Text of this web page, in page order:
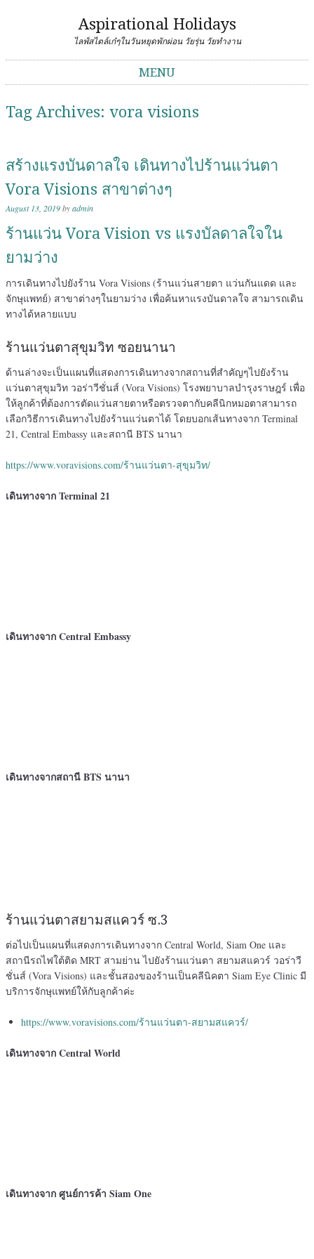
Aspirational Holidays
ไลฟ์สไตล์เก๋ๆในวันหยุดพักผ่อน วัยรุ่น วัยทำงาน
MENU
Tag Archives: vora visions
สร้างแรงบันดาลใจ เดินทางไปร้านแว่นตา
Vora Visions สาขาต่างๆ
August 13, 2019byadmin
ร้านแว่น Vora Vision vs แรงบัลดาลใจใน
ยามว่าง
การเดินทางไปยังร้าน Vora Visions (ร้านแว่นสายตา แว่นกันแดด และ
จักษุแพทย์) สาขาต่างๆในยามว่าง เพื่อค้นหาแรงบันดาลใจ สามารถเดิน
ทางได้หลายแบบ
ร้านแว่นตาสุขุมวิท ซอยนานา
ด้านล่างจะเป็นแผนที่แสดงการเดินทางจากสถานที่สำคัญๆไปยังร้าน
แว่นตาสุขุมวิท วอร่าวีชั่นส์ (Vora Visions) โรงพยาบาลบํารุงราษฎร์ เพื่อ
ให้ลูกค้าที่ต้องการตัดแว่นสายตาหรือตรวจตากับคลีนิกหมอตาสามารถ
เลือกวิธีการเดินทางไปยังร้านแว่นตาได้ โดยบอกเส้นทางจาก Terminal
21, Central Embassy และสถานี BTS นานา
https://www.voravisions.com/ร้านแว่นตา-สุขุมวิท/
เดินทางจาก Terminal 21
เดินทางจาก Central Embassy
เดินทางจากสถานี BTS นานา
ร้านแว่นตาสยามสแควร์ ซ.3
ต่อไปเป็นแผนที่แสดงการเดินทางจาก Central World, Siam One และ
สถานีรถไฟใต้ติด MRT สามย่าน ไปยังร้านแว่นตา สยามสแควร์ วอร่าวี
ชั่นส์ (Vora Visions) และชั้นสองของร้านเป็นคลีนิคตา Siam Eye Clinic มี
บริการจักษุแพทย์ให้กับลูกค้าค่ะ
https://www.voravisions.com/ร้านแว่นตา-สยามสแควร์/
เดินทางจาก Central World
เดินทางจาก ศูนย์การค้า Siam One